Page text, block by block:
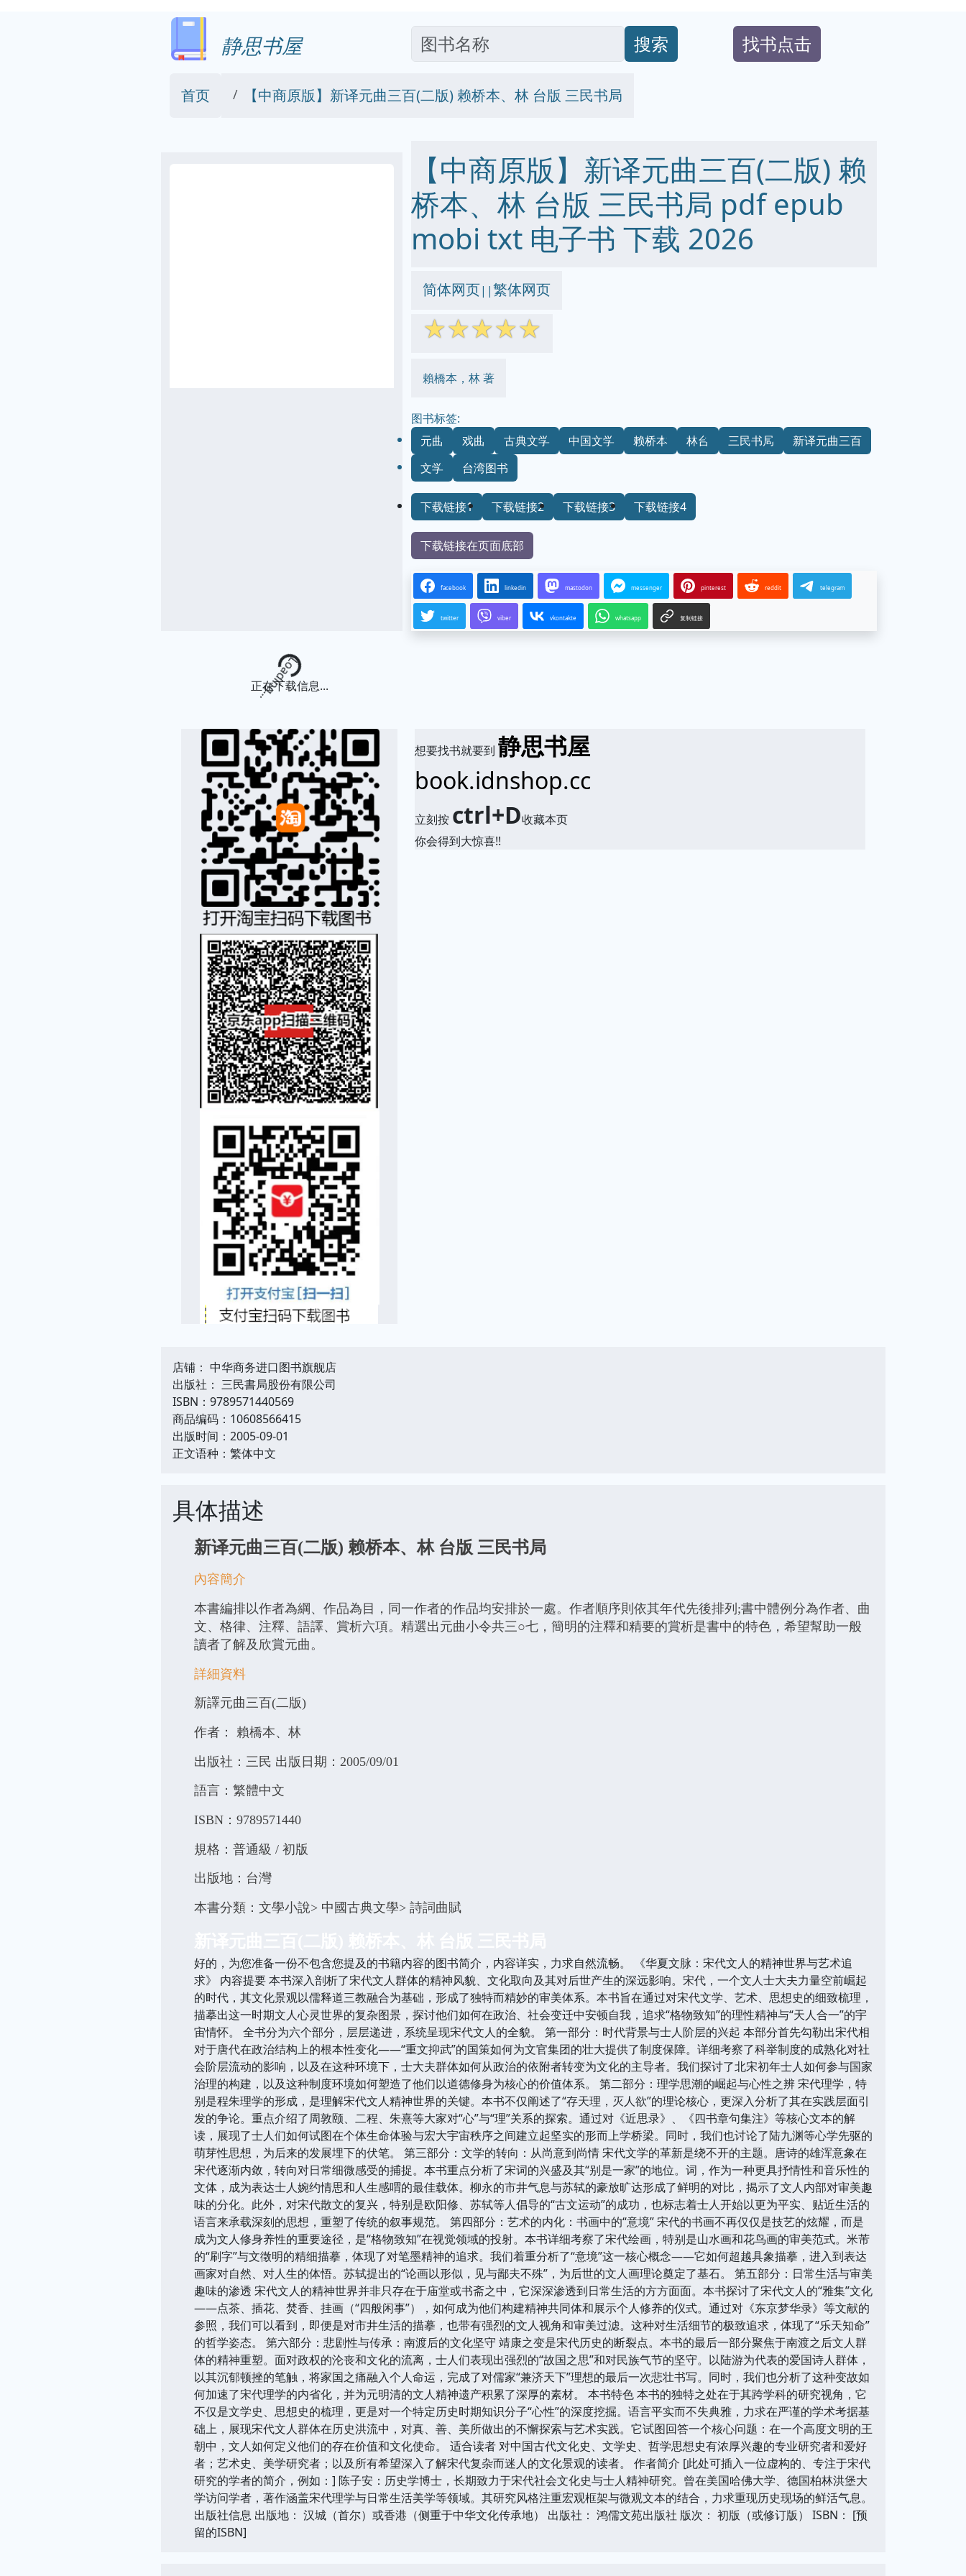
静思书屋 搜索 找书点击
首页 【中商原版】新译元曲三百(二版) 赖桥本、林 台版 三民书局
【中商原版】新译元曲三百(二版) 赖
桥本、林 台版 三民书局 pdf epub
mobi txt 电子书 下载 2026
简体网页||繁体网页
☆☆☆☆☆
賴橋本，林 著
图书标签:
元曲
戏曲 古典文学 中国文学 赖桥本 林台 三民书局
新译元曲三百
文学
台湾图书
下载链接1 下载链接2 下载链接3 下载链接4
下载链接在页面底部
facebook linkedin mastodon messenger pinterest reddit telegram
twitter viber vkontakte whatsapp 复制链接
Loading...
正在下载信息...
想要找书就要到静思书屋
book.idnshop.cc
立刻按 ctrl+D收藏本页
你会得到大惊喜!!
店铺： 中华商务进口图书旗舰店
出版社： 三民書局股份有限公司
ISBN：9789571440569
商品编码：10608566415
出版时间：2005-09-01
正文语种：繁体中文
具体描述
新译元曲三百(二版) 赖桥本、林 台版 三民书局
內容簡介
本書編排以作者為綱、作品為目，同一作者的作品均安排於一處。作者順序則依其年代先後排列;書中體例分為作者、曲
文、格律、注釋、語譯、賞析六項。精選出元曲小令共三○七，簡明的注釋和精要的賞析是書中的特色，希望幫助一般
讀者了解及欣賞元曲。
詳細資料
新譯元曲三百(二版)
作者： 賴橋本、林
出版社：三民 出版日期：2005/09/01
語言：繁體中文
ISBN：9789571440
規格：普通級 / 初版
出版地：台灣
本書分類：文學小說> 中國古典文學> 詩詞曲賦
好的，为您准备一份不包含您提及的书籍内容的图书简介，内容详实，力求自然流畅。 《华夏文脉：宋代文人的精神世界与艺术追
求》 内容提要 本书深入剖析了宋代文人群体的精神风貌、文化取向及其对后世产生的深远影响。宋代，一个文人士大夫力量空前崛起
的时代，其文化景观以儒释道三教融合为基础，形成了独特而精妙的审美体系。本书旨在通过对宋代文学、艺术、思想史的细致梳理，
描摹出这一时期文人心灵世界的复杂图景，探讨他们如何在政治、社会变迁中安顿自我，追求“格物致知”的理性精神与“天人合一”的宇
宙情怀。 全书分为六个部分，层层递进，系统呈现宋代文人的全貌。 第一部分：时代背景与士人阶层的兴起 本部分首先勾勒出宋代相
对于唐代在政治结构上的根本性变化——“重文抑武”的国策如何为文官集团的壮大提供了制度保障。详细考察了科举制度的成熟化对社
会阶层流动的影响，以及在这种环境下，士大夫群体如何从政治的依附者转变为文化的主导者。我们探讨了北宋初年士人如何参与国家
治理的构建，以及这种制度环境如何塑造了他们以道德修身为核心的价值体系。 第二部分：理学思潮的崛起与心性之辨 宋代理学，特
别是程朱理学的形成，是理解宋代文人精神世界的关键。本书不仅阐述了“存天理，灭人欲”的理论核心，更深入分析了其在实践层面引
发的争论。重点介绍了周敦颐、二程、朱熹等大家对“心”与“理”关系的探索。通过对《近思录》、《四书章句集注》等核心文本的解
读，展现了士人们如何试图在个体生命体验与宏大宇宙秩序之间建立起坚实的形而上学桥梁。同时，我们也讨论了陆九渊等心学先驱的
萌芽性思想，为后来的发展埋下的伏笔。 第三部分：文学的转向：从尚意到尚情 宋代文学的革新是绕不开的主题。唐诗的雄浑意象在
宋代逐渐内敛，转向对日常细微感受的捕捉。本书重点分析了宋词的兴盛及其“别是一家”的地位。词，作为一种更具抒情性和音乐性的
文体，成为表达士人婉约情思和人生感喟的最佳载体。柳永的市井气息与苏轼的豪放旷达形成了鲜明的对比，揭示了文人内部对审美趣
味的分化。此外，对宋代散文的复兴，特别是欧阳修、苏轼等人倡导的“古文运动”的成功，也标志着士人开始以更为平实、贴近生活的
语言来承载深刻的思想，重塑了传统的叙事规范。 第四部分：艺术的内化：书画中的“意境” 宋代的书画不再仅仅是技艺的炫耀，而是
成为文人修身养性的重要途径，是“格物致知”在视觉领域的投射。本书详细考察了宋代绘画，特别是山水画和花鸟画的审美范式。米芾
的“刷字”与文徵明的精细描摹，体现了对笔墨精神的追求。我们着重分析了“意境”这一核心概念——它如何超越具象描摹，进入到表达
画家对自然、对人生的体悟。苏轼提出的“论画以形似，见与鄙夫不殊”，为后世的文人画理论奠定了基石。 第五部分：日常生活与审美
趣味的渗透 宋代文人的精神世界并非只存在于庙堂或书斋之中，它深深渗透到日常生活的方方面面。本书探讨了宋代文人的“雅集”文化
——点茶、插花、焚香、挂画（“四般闲事”），如何成为他们构建精神共同体和展示个人修养的仪式。通过对《东京梦华录》等文献的
参照，我们可以看到，即便是对市井生活的描摹，也带有强烈的文人视角和审美过滤。这种对生活细节的极致追求，体现了“乐天知命”
的哲学姿态。 第六部分：悲剧性与传承：南渡后的文化坚守 靖康之变是宋代历史的断裂点。本书的最后一部分聚焦于南渡之后文人群
体的精神重塑。面对政权的沦丧和文化的流离，士人们表现出强烈的“故国之思”和对民族气节的坚守。以陆游为代表的爱国诗人群体，
以其沉郁顿挫的笔触，将家国之痛融入个人命运，完成了对儒家“兼济天下”理想的最后一次悲壮书写。同时，我们也分析了这种变故如
何加速了宋代理学的内省化，并为元明清的文人精神遗产积累了深厚的素材。 本书特色 本书的独特之处在于其跨学科的研究视角，它
不仅是文学史、思想史的梳理，更是对一个特定历史时期知识分子“心性”的深度挖掘。语言平实而不失典雅，力求在严谨的学术考据基
础上，展现宋代文人群体在历史洪流中，对真、善、美所做出的不懈探索与艺术实践。它试图回答一个核心问题：在一个高度文明的王
朝中，文人如何定义他们的存在价值和文化使命。 适合读者 对中国古代文化史、文学史、哲学思想史有浓厚兴趣的专业研究者和爱好
者；艺术史、美学研究者；以及所有希望深入了解宋代复杂而迷人的文化景观的读者。 作者简介 [此处可插入一位虚构的、专注于宋代
研究的学者的简介，例如：] 陈子安：历史学博士，长期致力于宋代社会文化史与士人精神研究。曾在美国哈佛大学、德国柏林洪堡大
学访问学者，著作涵盖宋代理学与日常生活美学等领域。其研究风格注重宏观框架与微观文本的结合，力求重现历史现场的鲜活气息。
出版社信息 出版地： 汉城（首尔）或香港（侧重于中华文化传承地） 出版社： 鸿儒文苑出版社 版次： 初版（或修订版） ISBN： [预
留的ISBN]